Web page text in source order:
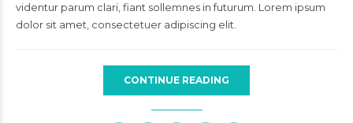
videntur parum clari, fiant sollemnes in futurum. Lorem ipsum
dolor sit amet, consectetuer adipiscing elit.
CONTINUE READING